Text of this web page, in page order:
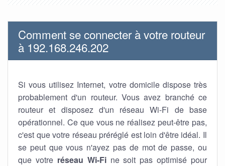
Comment se connecter à votre routeur
à 192.168.246.202
Si vous utilisez Internet, votre domicile dispose très
probablement d'un routeur. Vous avez branché ce
routeur et disposez d'un réseau Wi-Fi de base
opérationnel. Ce que vous ne réalisez peut-être pas,
c'est que votre réseau préréglé est loin d'être idéal. Il
se peut que vous n'ayez pas de mot de passe, ou
que votre réseau Wi-Fine soit pas optimisé pour